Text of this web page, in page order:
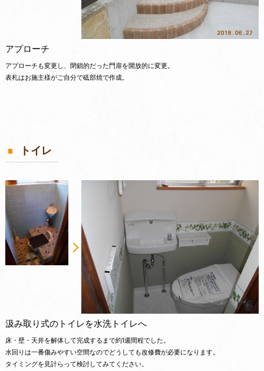
アプローチ
アプローチも変更し、閉鎖的だった門扉を開放的に変更。
表札はお施主様がご自分で砥部焼で作成。
トイレ
汲み取り式のトイレを水洗トイレへ
床・壁・天井を解体して完成するまで約1週間程でした。
水回りは一番傷みやすい空間なのでどうしても改修費が必要になります。
タイミングを見計らって検討してみてください。